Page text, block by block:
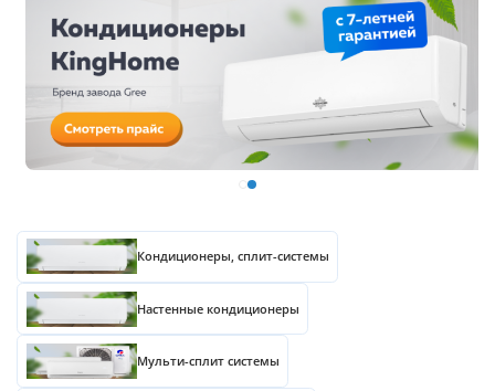
Кондиционеры, сплит-системы
Настенные кондиционеры
Мульти-сплит системы